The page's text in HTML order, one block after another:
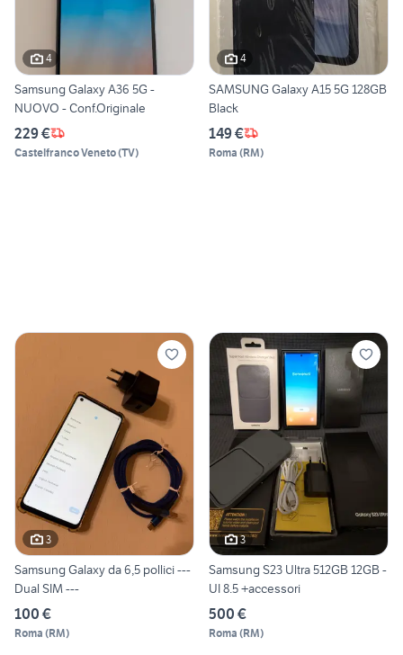
4
Samsung Galaxy A36 5G -
NUOVO - Conf.Originale
229 €
Castelfranco Veneto(TV)
4
SAMSUNG Galaxy A15 5G 128GB
Black
149 €
Roma (RM)
3
Samsung Galaxy da 6,5 pollici ---
Dual SIM ---
100 €
Roma (RM)
3
Samsung S23 Ultra 512GB 12GB -
UI 8.5 +accessori
500 €
Roma (RM)